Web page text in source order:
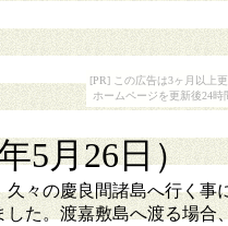
[PR] この広告は3ヶ月以上
ホームページを更新後24時
5月26日）
々の慶良間諸島へ行く事
た。渡嘉敷島へ渡る場